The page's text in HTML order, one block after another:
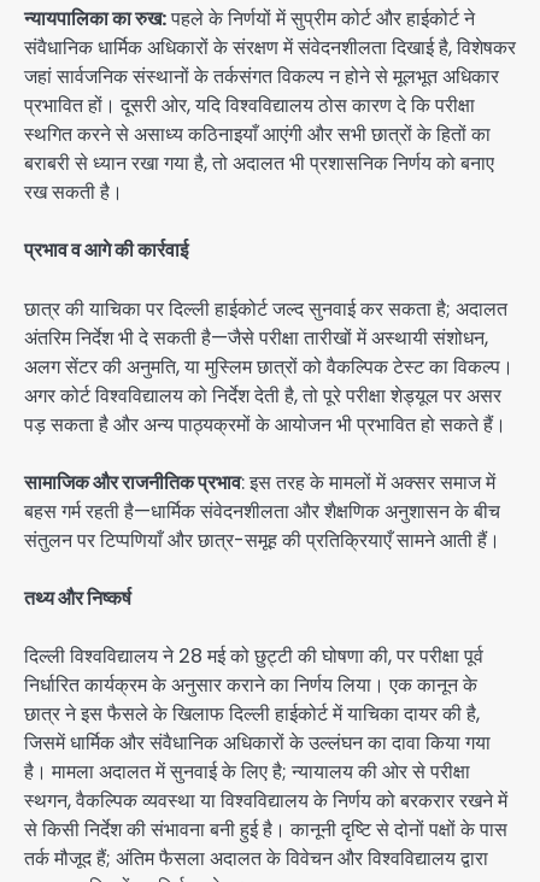
न्यायपालिका का रुख:पहले के निर्णयों में सुप्रीम कोर्ट और हाईकोर्ट ने
संवैधानिक धार्मिक अधिकारों के संरक्षण में संवेदनशीलता दिखाई है, विशेषकर
जहां सार्वजनिक संस्थानों के तर्कसंगत विकल्प न होने से मूलभूत अधिकार
प्रभावित हों। दूसरी ओर, यदि विश्वविद्यालय ठोस कारण दे कि परीक्षा
स्थगित करने से असाध्य कठिनाइयाँ आएंगी और सभी छात्रों के हितों का
बराबरी से ध्यान रखा गया है, तो अदालत भी प्रशासनिक निर्णय को बनाए
रख सकती है।
प्रभाव व आगे की कार्रवाई
छात्र की याचिका पर दिल्ली हाईकोर्ट जल्द सुनवाई कर सकता है; अदालत
अंतरिम निर्देश भी दे सकती है—जैसे परीक्षा तारीखों में अस्थायी संशोधन,
अलग सेंटर की अनुमति, या मुस्लिम छात्रों को वैकल्पिक टेस्ट का विकल्प।
अगर कोर्ट विश्वविद्यालय को निर्देश देती है, तो पूरे परीक्षा शेड्यूल पर असर
पड़ सकता है और अन्य पाठ्यक्रमों के आयोजन भी प्रभावित हो सकते हैं।
सामाजिक और राजनीतिक प्रभाव: इस तरह के मामलों में अक्सर समाज में
बहस गर्म रहती है—धार्मिक संवेदनशीलता और शैक्षणिक अनुशासन के बीच
संतुलन पर टिप्पणियाँ और छात्र-समूह की प्रतिक्रियाएँ सामने आती हैं।
तथ्य और निष्कर्ष
दिल्ली विश्वविद्यालय ने 28 मई को छुट्टी की घोषणा की, पर परीक्षा पूर्व
निर्धारित कार्यक्रम के अनुसार कराने का निर्णय लिया। एक कानून के
छात्र ने इस फैसले के खिलाफ दिल्ली हाईकोर्ट में याचिका दायर की है,
जिसमें धार्मिक और संवैधानिक अधिकारों के उल्लंघन का दावा किया गया
है। मामला अदालत में सुनवाई के लिए है; न्यायालय की ओर से परीक्षा
स्थगन, वैकल्पिक व्यवस्था या विश्वविद्यालय के निर्णय को बरकरार रखने में
से किसी निर्देश की संभावना बनी हुई है। कानूनी दृष्टि से दोनों पक्षों के पास
तर्क मौजूद हैं; अंतिम फैसला अदालत के विवेचन और विश्वविद्यालय द्वारा